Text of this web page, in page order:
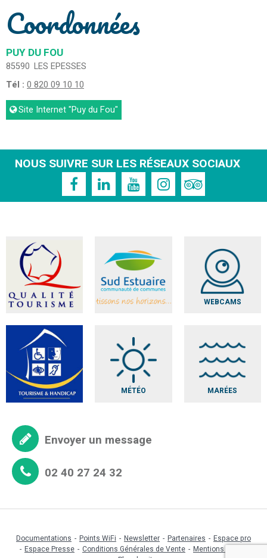
Coordonnées
PUY DU FOU
85590 LES EPESSES
Tél : 0 820 09 10 10
Site Internet"Puy du Fou"
NOUS SUIVRE SUR LES RÉSEAUX SOCIAUX
WEBCAMS
MÉTÉO MARÉES
Envoyer un message
02 40 27 24 32
Documentations Points WiFi Newsletter Partenaires
Espace pro
Espace Presse
Conditions Générales de Vente
Mentions légales